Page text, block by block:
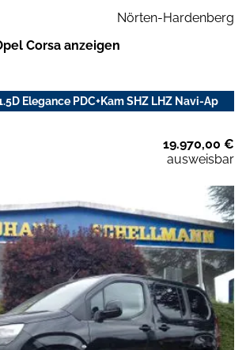
Nörten-Hardenberg
Corsa anzeigen
Elegance PDC+Kam SHZ LHZ Navi-Ap
19.970,00 €
ausweisbar